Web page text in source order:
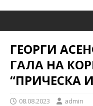
ГЕОРГИ
ГАЛА НА
“ПРИЧЕСКА
08.08.2023 admin